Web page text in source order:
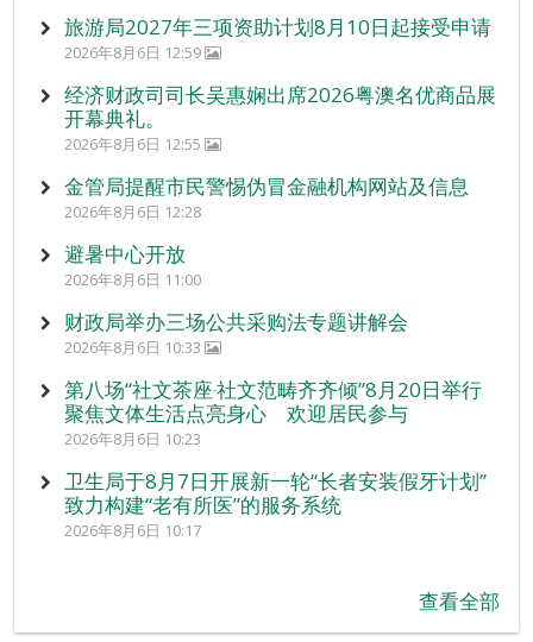
旅游局2027年三项资助计划8月10日起接受申请
2026年8月6日 12:59
经济财政司司长吴惠娴出席2026粤澳名优商品展
开幕典礼。
2026年8月6日 12:55
金管局提醒市民警惕伪冒金融机构网站及信息
2026年8月6日 12:28
避暑中心开放
2026年8月6日 11:00
财政局举办三场公共采购法专题讲解会
2026年8月6日 10:33
第八场“社文茶座‧社文范畴齐齐倾”8月20日举行
聚焦文体生活点亮身心 欢迎居民参与
2026年8月6日 10:23
卫生局于8月7日开展新一轮“长者安装假牙计划”
致力构建“老有所医”的服务系统
2026年8月6日 10:17
查看全部